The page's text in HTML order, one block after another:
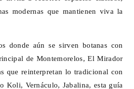
modernas que mantienen viva la
donde aún se sirven botanas con
de Montemorelos, El Mirador
que reinterpretan lo tradicional con
Koli, Vernáculo, Jabalina, esta guía